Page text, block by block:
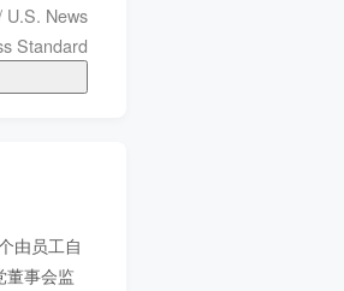
U.S. News
Standard
由员工自
董事会监